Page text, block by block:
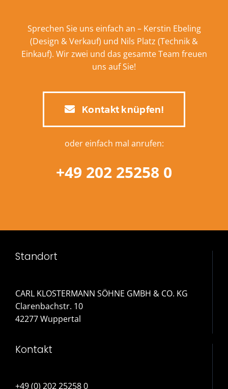
Sprechen Sie uns einfach an – Kerstin Ebeling
(Design & Verkauf) und Nils Platz (Technik &
Einkauf). Wir zwei und das gesamte Team freuen
uns auf Sie!
Kontakt knüpfen!
oder einfach mal anrufen:
+49 202 25258 0
Standort
CARL KLOSTERMANN SÖHNE GMBH & CO. KG
Clarenbachstr. 10
42277 Wuppertal
Kontakt
+49 (0) 202 25258 0